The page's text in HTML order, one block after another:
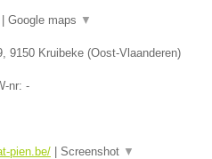
Google maps ▼
9150 Kruibeke (Oost-Vlaanderen)
nr: -
pien.be/ Screenshot ▼